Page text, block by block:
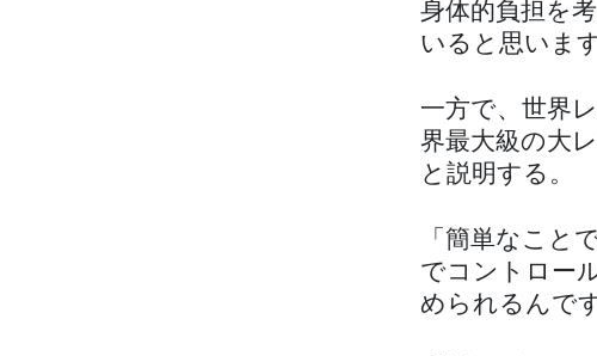
身体的負担を
いると思います
一方で、世界
界最大級の大
と説明する。
「簡単なこと
でコントロー
められるんです